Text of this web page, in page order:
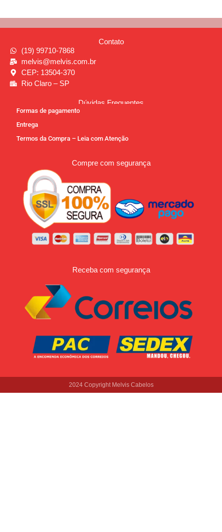
Contato
(19) 99710-7868
melvis@melvis.com.br
CEP: 13504-370
Rio Claro – SP
Dúvidas Frequentes
Formas de pagamento
Entrega
Termos da Compra – Leia com Atenção
Compre com segurança
Receba com segurança
2024 Copyright Melvis Cabelos